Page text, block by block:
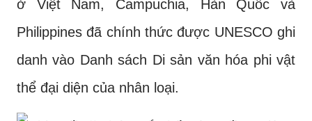
ở Việt Nam, Campuchia, Hàn Quốc và
Philippines đã chính thức được UNESCO ghi
danh vào Danh sách Di sản văn hóa phi vật
thể đại diện của nhân loại.